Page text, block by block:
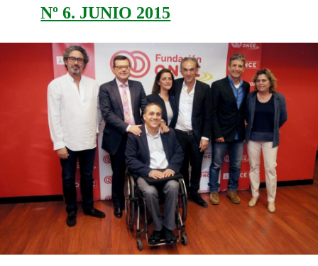
Nº 6. JUNIO 2015